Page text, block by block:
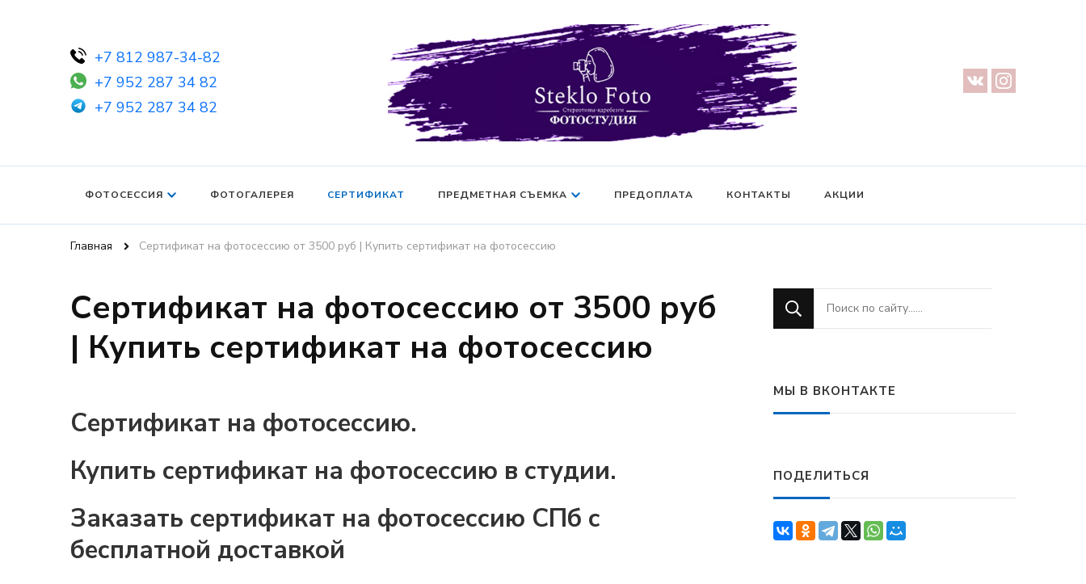
+7 812 987-34-82
+7 952 287 34 82
+7 952 287 34 82
манекен — Сертификат на фотосессию
ФОТОСЕССИЯ ФОТОГАЛЕРЕЯ СЕРТИФИКАТ ПРЕДМЕТНАЯ СЪЕМКА ПРЕДОПЛАТА КОНТАКТЫ АКЦИИ
Главная Сертификат на фотосессию от 3500 руб | Купить сертификат на фотосессию
Сертификат на фотосессию от 3500 руб
| Купить сертификат на фотосессию
Сертификат на фотосессию.
Купить сертификат на фотосессию в студии.
Заказать сертификат на фотосессию СПб с
бесплатной доставкой
Ищите
что-
МЫ В ВКОНТАКТЕ
ПОДЕЛИТЬСЯ